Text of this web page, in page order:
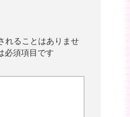
れることはありませ
必須項目です